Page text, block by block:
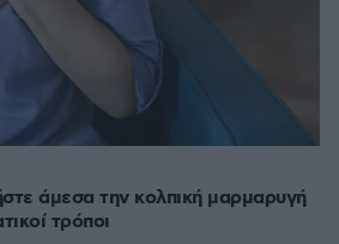
άμεσα την κολπική μαρμαρυγή
τρόποι